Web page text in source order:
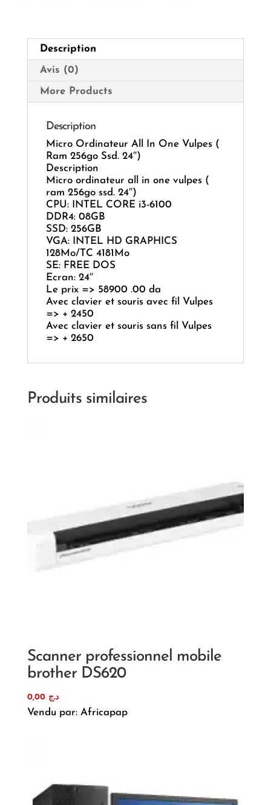
i3-
6100
256go
Ssd.
Description
Avis (0)
More Products
Description
Micro Ordinateur All In One Vulpes (
Ram 256go Ssd. 24″)
Description
Micro ordinateur all in one vulpes (
ram 256go ssd. 24″)
CPU: INTEL CORE i3-6100
DDR4: 08GB
SSD: 256GB
VGA: INTEL HD GRAPHICS
128Mo/TC 4181Mo
SE: FREE DOS
Ecran: 24″
Le prix => 58900 .00 da
Avec clavier et souris avec fil Vulpes
=> + 2450
Avec clavier et souris sans fil Vulpes
=> + 2650
Produits similaires
Scanner professionnel mobile
brother DS620
د.ج 0,00
Vendu par: Africapap